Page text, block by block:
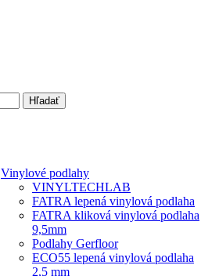
Hľadať
Vinylové podlahy
VINYLTECHLAB
FATRA lepená vinylová podlaha
FATRA kliková vinylová podlaha
9,5mm
Podlahy Gerfloor
ECO55 lepená vinylová podlaha
2,5 mm